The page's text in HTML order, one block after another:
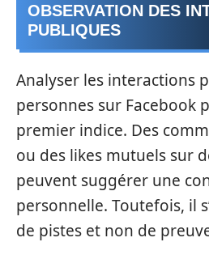
OBSERVATION DES
PUBLIQUES
Analyser les interactions
personnes sur Facebook
premier indice. Des
ou des likes mutuels sur
peuvent suggérer une
personnelle. Toutefois, il
de pistes et non de